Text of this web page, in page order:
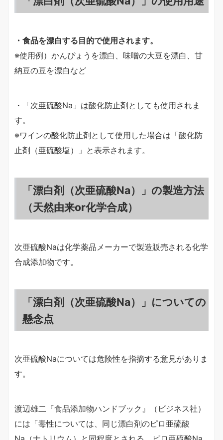
・食品を漂白する目的で使用されます。
※使用例）かんぴょうを漂白、味噌の大豆を漂白、甘
納豆の豆を漂白など
・「次亜硫酸Na」は酸化防止剤としても使用されま
す。
※ワインの酸化防止剤として使用した場合は「酸化防
止剤（亜硫酸塩）」と表示されます。
「漂白剤（次亜硫酸Na）」の製造方法
（天然由来or化学合成）
次亜硫酸Naは化学薬品メーカーで製造販売される化学
合成添加物です。
「漂白剤（次亜硫酸Na）」についての
懸念点
次亜硫酸Naについては危険性を指摘する意見がありま
す。
渡辺雄二『食品添加物ハンドブック』（ビジネス社）
には「毒性については、同じ漂白剤のピロ亜硫酸